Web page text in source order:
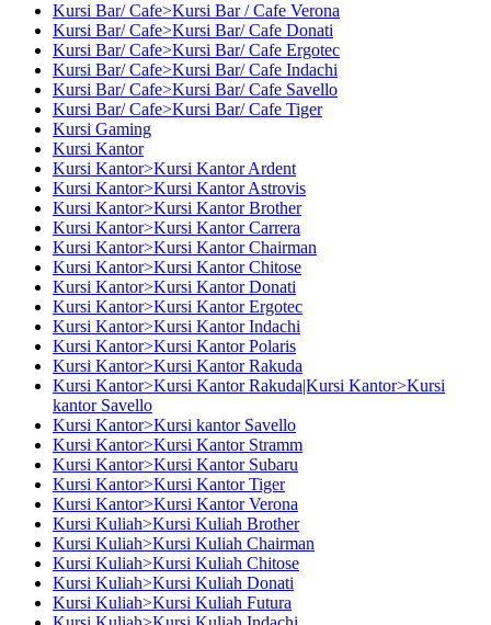
Kursi Bar/ Cafe>Kursi Bar / Cafe Verona
Kursi Bar/ Cafe>Kursi Bar/ Cafe Donati
Kursi Bar/ Cafe>Kursi Bar/ Cafe Ergotec
Kursi Bar/ Cafe>Kursi Bar/ Cafe Indachi
Kursi Bar/ Cafe>Kursi Bar/ Cafe Savello
Kursi Bar/ Cafe>Kursi Bar/ Cafe Tiger
Kursi Gaming
Kursi Kantor
Kursi Kantor>Kursi Kantor Ardent
Kursi Kantor>Kursi Kantor Astrovis
Kursi Kantor>Kursi Kantor Brother
Kursi Kantor>Kursi Kantor Carrera
Kursi Kantor>Kursi Kantor Chairman
Kursi Kantor>Kursi Kantor Chitose
Kursi Kantor>Kursi Kantor Donati
Kursi Kantor>Kursi Kantor Ergotec
Kursi Kantor>Kursi Kantor Indachi
Kursi Kantor>Kursi Kantor Polaris
Kursi Kantor>Kursi Kantor Rakuda
Kursi Kantor>Kursi Kantor Rakuda|Kursi Kantor>Kursi
kantor Savello
Kursi Kantor>Kursi kantor Savello
Kursi Kantor>Kursi Kantor Stramm
Kursi Kantor>Kursi Kantor Subaru
Kursi Kantor>Kursi Kantor Tiger
Kursi Kantor>Kursi Kantor Verona
Kursi Kuliah>Kursi Kuliah Brother
Kursi Kuliah>Kursi Kuliah Chairman
Kursi Kuliah>Kursi Kuliah Chitose
Kursi Kuliah>Kursi Kuliah Donati
Kursi Kuliah>Kursi Kuliah Futura